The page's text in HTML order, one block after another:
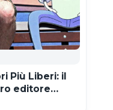
Più Liberi: il
editore